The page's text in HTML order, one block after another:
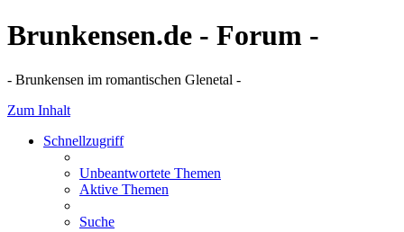
Brunkensen.de - Forum -
- Brunkensen im romantischen Glenetal -
Zum Inhalt
Schnellzugriff
Unbeantwortete Themen
Aktive Themen
Suche